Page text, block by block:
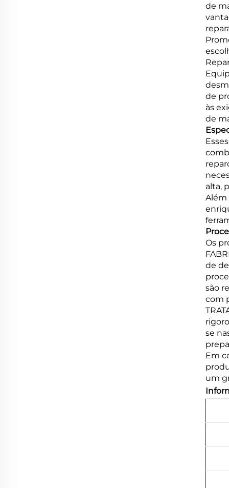
de
de
às
de
alta,
Além
Os
de
são
com
se
Em
um